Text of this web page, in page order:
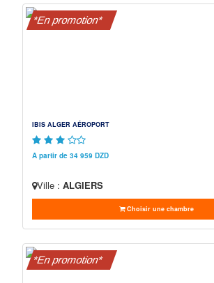
*En promotion*
IBIS ALGER AÉROPORT
A partir de 34 959 DZD
Ville : ALGIERS
Choisir une chambre
*En promotion*